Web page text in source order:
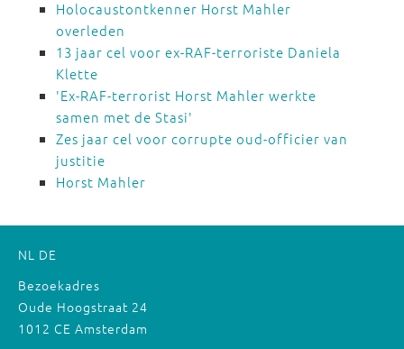
Holocaustontkenner Horst Mahler
overleden
13 jaar cel voor ex-RAF-terroriste Daniela
Klette
'Ex-RAF-terrorist Horst Mahler werkte
samen met de Stasi'
Zes jaar cel voor corrupte oud-officier van
justitie
Horst Mahler
NL DE
Bezoekadres
Oude Hoogstraat 24
1012 CE Amsterdam